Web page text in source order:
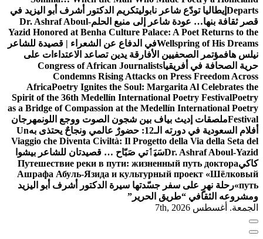
Departs إيطاليا تودّع شاعر نابوليتكريم الدكتور أشرف أبو اليزيد في
قصر ثقافة بنها… عودة شاعر إلى منبع الحلمDr. Ashraf Aboul-
Yazid Honored at Benha Culture Palace: A Poet Returns to the
Wellspring of His Dreamsفي الدفاع عن الشعراء | قصيدة للشاعر
نيلس هافمؤتمر الصحفيين الأفارقة يدين تصاعد الاعتداءات على
حرية الصحافة في أفريقياCongress of African Journalists
Condemns Rising Attacks on Press Freedom Across
AfricaPoetry Ignites the Soul: Margarita Al Celebrates the
Spirit of the 36th Medellín International Poetry FestivalPoetry
as a Bridge of Compassion at the Medellín International Poetry
Festivalملصقات إديث بياف بين شجون الصوت ووجع اللونمهرجان
أفلام السعودية في دورته الـ12: حضورٌ عالمي ونجاحٌ يحتذى به
Un
Viaggio che Diventa Civiltà: Il Progetto della Via della Seta del
Dr. Ashraf Aboul-Yazidسَيَٲتي صَبّاح … قصيدتان للشاعر بيشوا
كاكيПутешествие реки в пути: жизненный путь доктора
Ашрафа Абуль-Язида и культурный проект «Шёлковый
путь» رحلة نهرٍ على سفر جسّدتها سيرة الدكتور أشرف أبو اليزيد
ومشروعه الثقافي “طريق الحرير”
الجمعة. أغسطس 7th, 2026